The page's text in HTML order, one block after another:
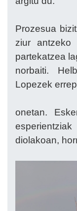
Prozesua
ziur antzeko
partekatzea
norbaiti.
Lopezek
onetan.
diolakoan,